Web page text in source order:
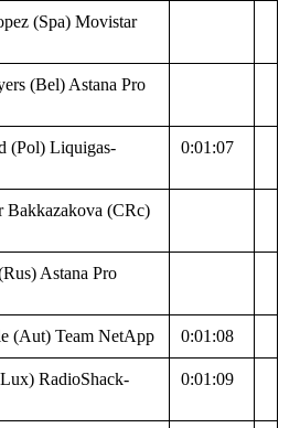
(Spa) Movistar
(Bel) Astana Pro
(Pol) Liquigas-
0:01:07
Bakkazakova (CRc)
Astana Pro
(Aut) Team NetApp 0:01:08
RadioShack-
0:01:09